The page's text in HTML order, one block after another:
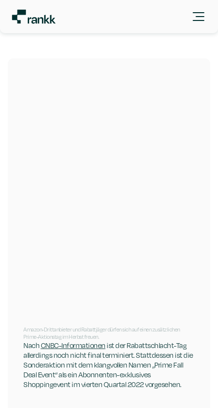
Amazon-Drittanbieter und Rabattjäger dürfen sich auf einen zusätzlichen
Prime-Aktionstag im Herbst freuen.
Nach CNBC-Informationen ist der Rabattschlacht-Tag
allerdings noch nicht final terminiert. Stattdessen ist die
Sonderaktion mit dem klangvollen Namen „Prime Fall
Deal Event“ als ein Abonnenten-exklusives
Shoppingevent im vierten Quartal 2022 vorgesehen.